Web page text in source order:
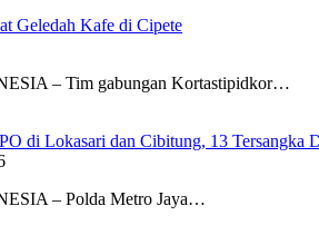
Geledah Kafe di Cipete
– Tim gabungan Kortastipidkor…
di Lokasari dan Cibitung, 13 Tersangka
– Polda Metro Jaya…